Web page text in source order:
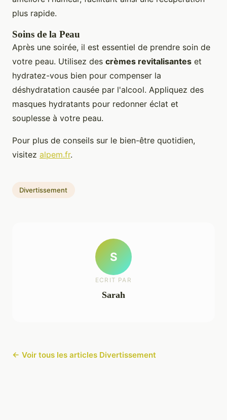
plus rapide.
Soins de la Peau
Après une soirée, il est essentiel de prendre soin de
votre peau. Utilisez des crèmes revitalisantes et
hydratez-vous bien pour compenser la
déshydratation causée par l'alcool. Appliquez des
masques hydratants pour redonner éclat et
souplesse à votre peau.
Pour plus de conseils sur le bien-être quotidien,
visitez alpem.fr.
Divertissement
S
ECRIT PAR
Sarah
← Voir tous les articles Divertissement